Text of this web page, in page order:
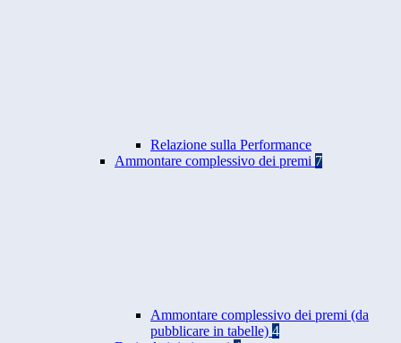
Relazione sulla Performance
Ammontare complessivo dei premi 7
Ammontare complessivo dei premi (da
pubblicare in tabelle) 4